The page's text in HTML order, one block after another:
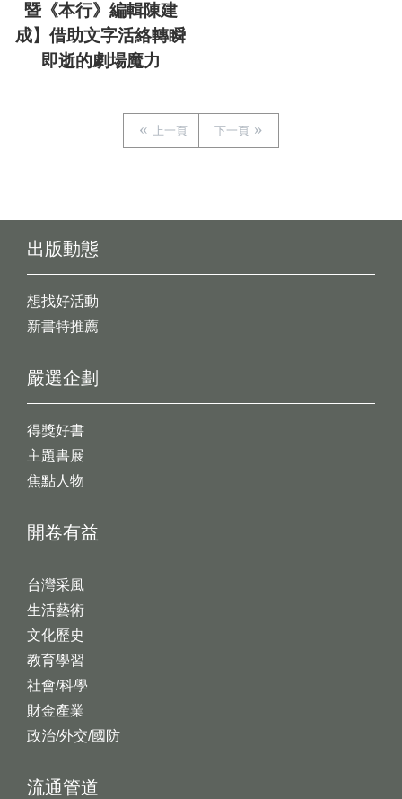
暨《本行》編輯陳建
成】借助文字活絡轉瞬
即逝的劇場魔力
上一頁 下一頁
出版動態
想找好活動
新書特推薦
開卷有益
台灣采風
生活藝術
文化歷史
教育學習
社會/科學
財金產業
政治/外交/國防
嚴選企劃
得獎好書
主題書展
焦點人物
流通管道